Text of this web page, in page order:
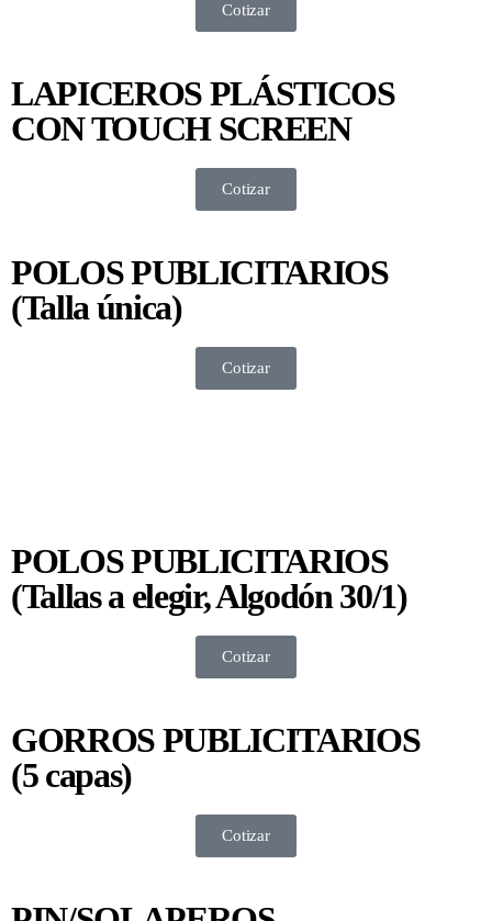
Cotizar
LAPICEROS PLÁSTICOS
CON TOUCH SCREEN
Cotizar
POLOS PUBLICITARIOS
(Talla única)
Cotizar
POLOS PUBLICITARIOS
(Tallas a elegir, Algodón 30/1)
Cotizar
GORROS PUBLICITARIOS
(5 capas)
Cotizar